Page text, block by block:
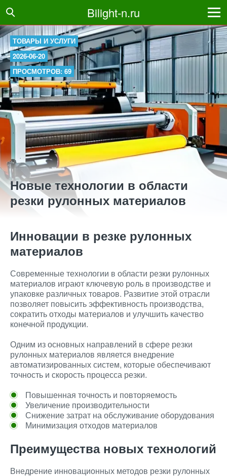
Bilight-n.ru
ТОВАРЫ И УСЛУГИ
2026-06-20
ПРОСМОТРОВ: 69
Новые технологии в области
резки рулонных материалов
Инновации в резке рулонных
материалов
Современные технологии в области резки рулонных
материалов играют ключевую роль в производстве и
упаковке различных товаров. Развитие этой отрасли
позволяет повысить эффективность производства,
сократить отходы материалов и улучшить качество
конечной продукции.
Одним из основных направлений в сфере резки
рулонных материалов является внедрение
автоматизированных систем, которые обеспечивают
точность и скорость процесса резки.
Повышенная точность и повторяемость
Увеличение производительности
Снижение затрат на обслуживание оборудования
Минимизация отходов материалов
Преимущества новых технологий
Внедрение инновационных методов резки рулонных